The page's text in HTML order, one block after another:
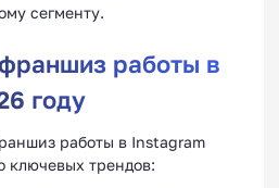
сегменту.
работы в
году
работы в Instagram
ключевых трендов: